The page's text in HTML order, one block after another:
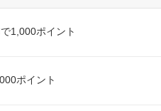
1,000ポイント
ポイント